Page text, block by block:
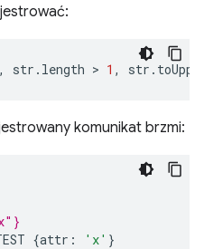
, str . length > 1 , str .
komunikat brzmi:
{attr : 'x' }